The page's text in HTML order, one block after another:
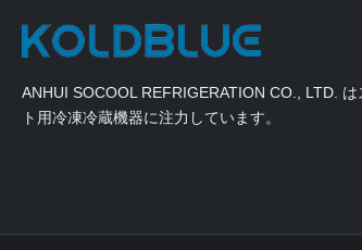
ANHUI SOCOOL REFRIGERATION CO., LTD.
ト用冷凍冷蔵機器に注力しています。